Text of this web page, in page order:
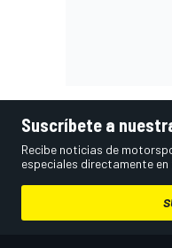
Suscríbete a
Recibe noticias de
especiales directamente